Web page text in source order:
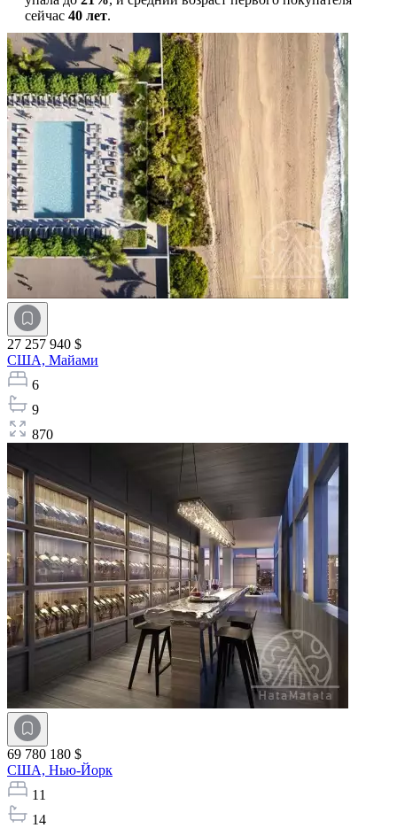
сейчас 40 лет.
27 257 940 $
США, Майами
6
9
870
69 780 180 $
США, Нью-Йорк
11
14